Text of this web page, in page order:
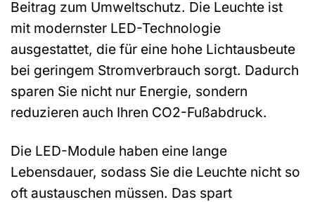
Beitrag zum Umweltschutz. Die Leuchte ist
mit modernster LED-Technologie
ausgestattet, die für eine hohe Lichtausbeute
bei geringem Stromverbrauch sorgt. Dadurch
sparen Sie nicht nur Energie, sondern
reduzieren auch Ihren CO2-Fußabdruck.
Die LED-Module haben eine lange
Lebensdauer, sodass Sie die Leuchte nicht so
oft austauschen müssen. Das spart